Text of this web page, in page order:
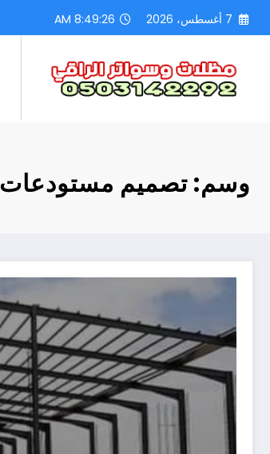
التجاوز
7 أغسطس، 2026 8:49:27 AM
وسم: تصميم مستودعات